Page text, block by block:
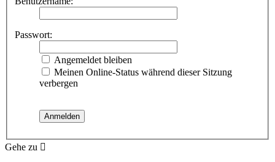
Passwort:
Angemeldet bleiben
Meinen Online-Status während dieser Sitzung
verbergen
Gehe zu